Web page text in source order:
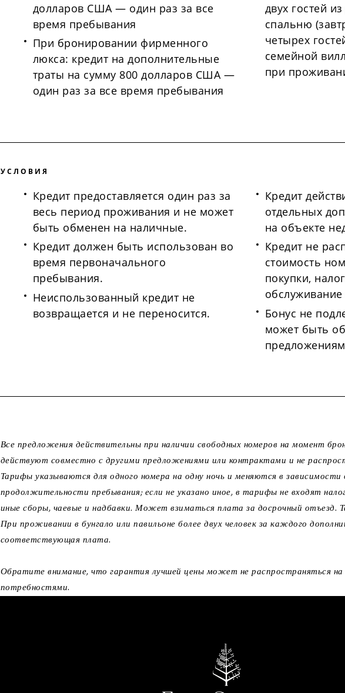
долларов США — один раз за все
время пребывания
При бронировании фирменного
люкса: кредит на дополнительные
траты на сумму 800 долларов США —
один раз за все время пребывания
двух гостей
спальню
четырех
семейной
при
УСЛОВИЯ
Кредит предоставляется один раз за
весь период проживания и не может
быть обменен на наличные.
Кредит должен быть использован во
время первоначального
пребывания.
Неиспользованный кредит не
возвращается и не переносится.
Кредит
отдельных
на объекте
Кредит не
стоимость
покупки,
обслуживание
Бонус не
может быть
Все предложения действительны при наличии свободных номеров на момент
действуют совместно с другими предложениями или контрактами и не
Тарифы указываются для одного номера на одну ночь и меняются в
продолжительности пребывания; если не указано иное, в тарифы не входят
иные сборы, чаевые и надбавки. Может взиматься плата за досрочный отъезд.
При проживании в бунгало или павильоне более двух человек за каждого
соответствующая плата.
Обратите внимание, что гарантия лучшей цены может не распространяться на
потребностями.